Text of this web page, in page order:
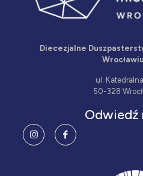
Diecezjalne
Wrocławiu
ul.
50-328
Odwiedź